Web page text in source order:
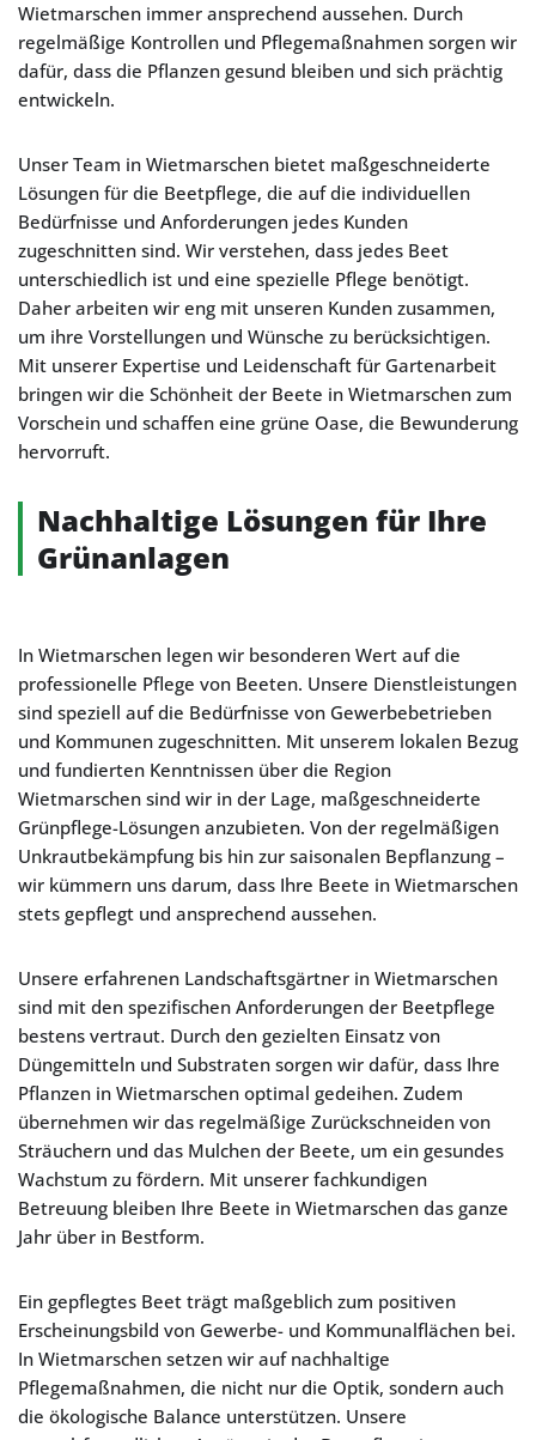
Wietmarschen immer ansprechend aussehen. Durch
regelmäßige Kontrollen und Pflegemaßnahmen sorgen wir
dafür, dass die Pflanzen gesund bleiben und sich prächtig
entwickeln.
Unser Team in Wietmarschen bietet maßgeschneiderte
Lösungen für die Beetpflege, die auf die individuellen
Bedürfnisse und Anforderungen jedes Kunden
zugeschnitten sind. Wir verstehen, dass jedes Beet
unterschiedlich ist und eine spezielle Pflege benötigt.
Daher arbeiten wir eng mit unseren Kunden zusammen,
um ihre Vorstellungen und Wünsche zu berücksichtigen.
Mit unserer Expertise und Leidenschaft für Gartenarbeit
bringen wir die Schönheit der Beete in Wietmarschen zum
Vorschein und schaffen eine grüne Oase, die Bewunderung
hervorruft.
Nachhaltige Lösungen für Ihre
Grünanlagen
In Wietmarschen legen wir besonderen Wert auf die
professionelle Pflege von Beeten. Unsere Dienstleistungen
sind speziell auf die Bedürfnisse von Gewerbebetrieben
und Kommunen zugeschnitten. Mit unserem lokalen Bezug
und fundierten Kenntnissen über die Region
Wietmarschen sind wir in der Lage, maßgeschneiderte
Grünpflege-Lösungen anzubieten. Von der regelmäßigen
Unkrautbekämpfung bis hin zur saisonalen Bepflanzung –
wir kümmern uns darum, dass Ihre Beete in Wietmarschen
stets gepflegt und ansprechend aussehen.
Unsere erfahrenen Landschaftsgärtner in Wietmarschen
sind mit den spezifischen Anforderungen der Beetpflege
bestens vertraut. Durch den gezielten Einsatz von
Düngemitteln und Substraten sorgen wir dafür, dass Ihre
Pflanzen in Wietmarschen optimal gedeihen. Zudem
übernehmen wir das regelmäßige Zurückschneiden von
Sträuchern und das Mulchen der Beete, um ein gesundes
Wachstum zu fördern. Mit unserer fachkundigen
Betreuung bleiben Ihre Beete in Wietmarschen das ganze
Jahr über in Bestform.
Ein gepflegtes Beet trägt maßgeblich zum positiven
Erscheinungsbild von Gewerbe- und Kommunalflächen bei.
In Wietmarschen setzen wir auf nachhaltige
Pflegemaßnahmen, die nicht nur die Optik, sondern auch
die ökologische Balance unterstützen. Unsere